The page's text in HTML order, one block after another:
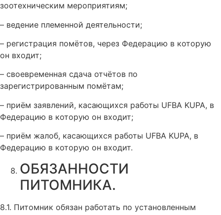
зоотехническим мероприятиям;
– ведение племенной деятельности;
– регистрация помётов, через Федерацию в которую
он входит;
– своевременная сдача отчётов по
зарегистрированным помётам;
– приём заявлений, касающихся работы UFBA KUPA, в
Федерацию в которую он входит;
– приём жалоб, касающихся работы UFBA KUPA, в
Федерацию в которую он входит.
ОБЯЗАННОСТИ
ПИТОМНИКА.
8.1. Питомник обязан работать по установленным